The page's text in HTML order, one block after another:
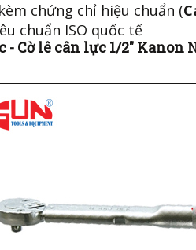
chứng chỉ hiệu chuẩn (
chuẩn ISO quốc tế
Cờ lê cân lực 1/2" Kanon